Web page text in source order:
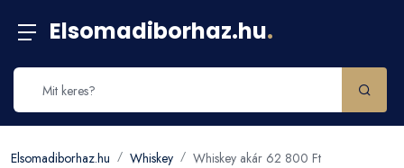
Elsomadiborhaz.hu.
Elsomadiborhaz.hu Whiskey Whiskey akár 62 800 Ft